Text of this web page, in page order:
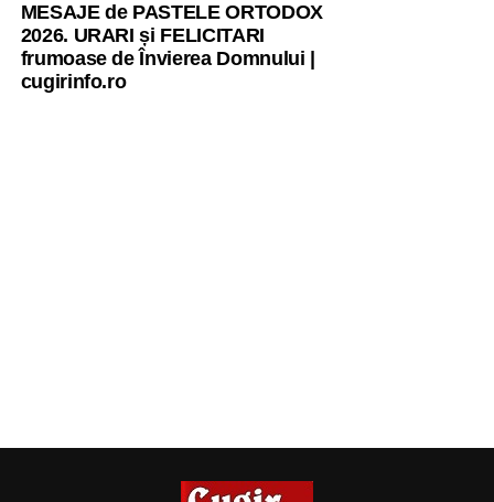
MESAJE de PASTELE ORTODOX
2026. URARI și FELICITARI
frumoase de Învierea Domnului |
cugirinfo.ro